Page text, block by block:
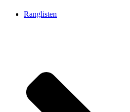
Ranglisten